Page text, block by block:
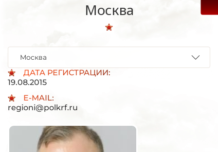
Москва
ДАТА РЕГИСТРАЦИИ:
19.08.2015
E-MAIL:
regioni@polkrf.ru
Москва